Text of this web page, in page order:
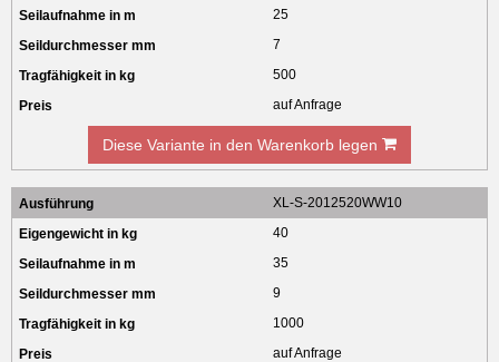
25
7
500
auf Anfrage
Diese Variante in den Warenkorb legen
XL-S-2012520WW10
40
35
9
1000
auf Anfrage